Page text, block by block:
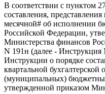
В соответствии с пунктом
составления,
месячной# об исполнении
Российской Федерации,
Министерства финансов
N 191н (далее -
Инструкции о порядке
квартальной бухгалтерской
(муниципальных)
утвержденной приказом